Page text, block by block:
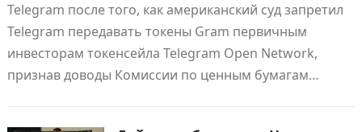
Telegram после того, как американский суд запретил
Telegram передавать токены Gram первичным
инвесторам токенсейла Telegram Open Network,
признав доводы Комиссии по ценным бумагам…